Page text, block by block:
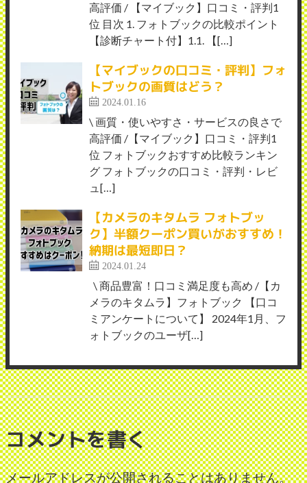
高評価 / 【マイブック】口コミ・評判1
位 目次 1. フォトブックの比較ポイント
【診断チャート付】1.1. 【[…]
【マイブックの口コミ・評判】フォ
トブックの画質はどう？
2024.01.16
\ 画質・使いやすさ・サービスの良さで
高評価 /【マイブック】口コミ・評判1
位 フォトブックおすすめ比較ランキン
グ フォトブックの口コミ・評判・レビ
ュ[…]
【カメラのキタムラ フォトブッ
ク】半額クーポン買いがおすすめ！
納期は最短即日？
2024.01.24
\ 商品豊富！口コミ満足度も高め /【カ
メラのキタムラ】フォトブック 【口コ
ミアンケートについて】 2024年1月、フ
ォトブックのユーザ[…]
コメントを書く
メールアドレスが公開されることはありません。